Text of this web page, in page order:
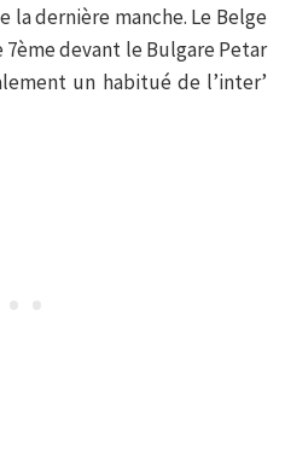
dernière manche. Le Belge
devant le Bulgare Petar
un habitué de l’inter’